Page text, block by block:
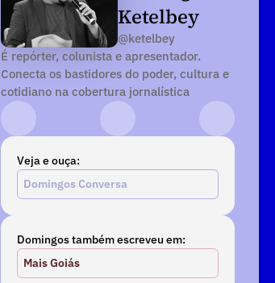
Ketelbey
@ketelbey
É repórter, colunista e apresentador.
Conecta os bastidores do poder, cultura e
cotidiano na cobertura jornalística
Veja e ouça:
Domingos Conversa
Domingos também escreveu em:
Mais Goiás